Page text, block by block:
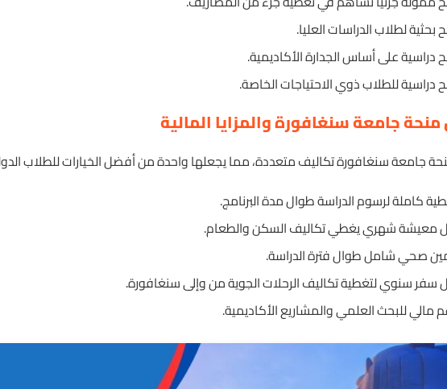
بحثية لطلاب الدراسات العليا.
دراسية على أساس الجدارة الأكاديمية.
دراسية للطلاب ذوي الاحتياجات الخاصة.
جامعة سنغافورة والمزايا المالية
جامعة سنغافورة تكاليف متعددة، مما يجعلها واحدة من أفضل الخيارات للطلاب
كاملة لرسوم الدراسة طوال مدة البرنامج.
معيشة شهري يغطي تكاليف السكن والطعام.
صحي شامل طوال فترة الدراسة.
سفر سنوي لتغطية تكاليف الرحلات الجوية من وإلى سنغافورة.
مالي للبحث العلمي والمشاريع الأكاديمية.